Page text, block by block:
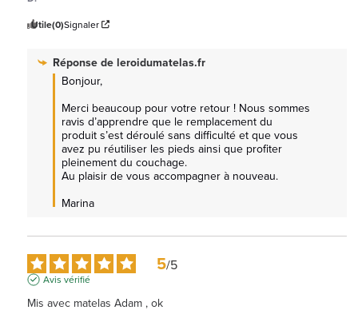
Utile(0)Signaler
Réponse de leroidumatelas.fr
Bonjour,
Merci beaucoup pour votre retour ! Nous sommes
ravis d’apprendre que le remplacement du
produit s’est déroulé sans difficulté et que vous
avez pu réutiliser les pieds ainsi que profiter
pleinement du couchage.
Au plaisir de vous accompagner à nouveau.
Marina
5/5
Avis vérifié
Mis avec matelas Adam , ok